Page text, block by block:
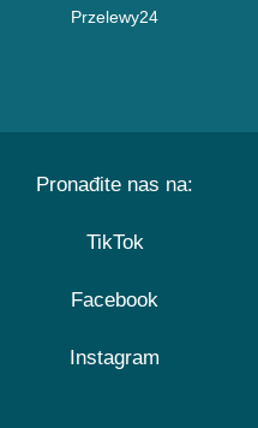
Przelewy24
Pronađite nas na:
TikTok
Facebook
Instagram